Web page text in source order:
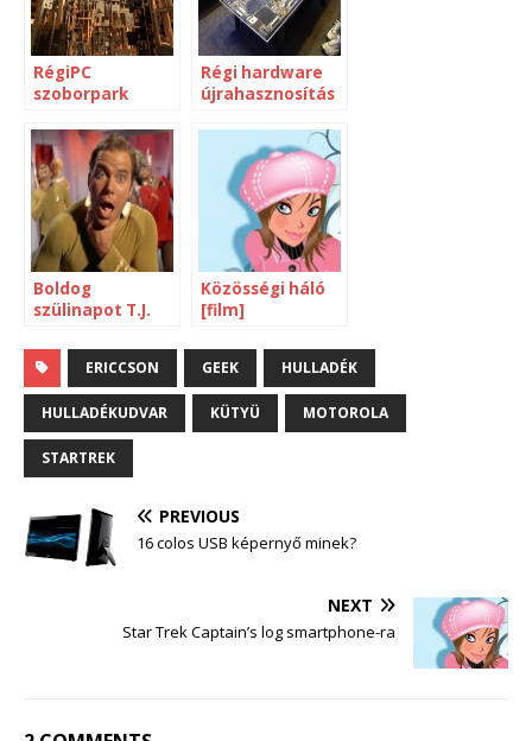
RégiPC
szoborpark
Régi hardware
újrahasznosítás
Boldog
szülinapot T.J.
Közösségi háló
[film]
ERICCSON GEEK HULLADÉK
HULLADÉKUDVAR KÜTYÜ MOTOROLA
STARTREK
PREVIOUS
16 colos USB képernyő minek?
NEXT
Star Trek Captain’s log smartphone-ra